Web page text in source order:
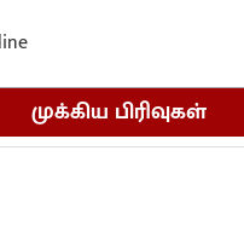
முக்கிய பிரிவுகள்